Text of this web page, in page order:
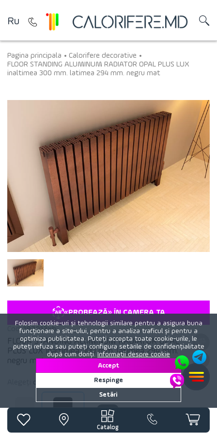
Ru
Catalog
Pagina principala
Calorifere decorative
FLOOR STANDING ALUMINUM RADIATOR OPAL PLUS LUX
inaltimea 300 mm. latimea 294 mm. negru mat
«PROBEAZĂ» ÎN CAMERA TA
Cod:197012xb
FLOOR STANDING ALUMINUM RADIATOR OPAL
PLUS LUX inaltimea 300 mm. latimea 294 mm.
negru mat
culoare Negru mat
Alb mat Negru mat
Folosim cookie-uri și tehnologii similare pentru a asigura buna
funcționare a site-ului, pentru a analiza traficul și pentru a
optimiza publicitatea. Puteți accepta toate cookie-urile, le
puteți refuza sau puteți configura setările de confidențialitate
după cum doriți. Informații despre cookie
Accept
Respinge
Setări